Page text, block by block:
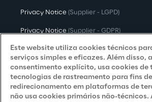
Privacy Notice (Supplier - LGPD)
Privacy Notice (Supplier - GDPR)
Privacy Notice(Candidate - LGPD)
Privacy Notice(Candidate - GDPR)
Privacy Notice(Marketing)
Este website utiliza cookies técnicos
serviços simples e eficazes. Além disso,
consentimento explícito, usa cookies de
tecnologias de rastreamento para fins de
redirecionamento em plataformas de
não usa cookies primários não-técnicos.